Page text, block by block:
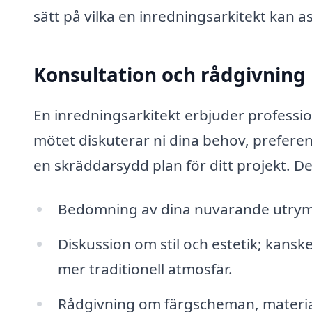
sätt på vilka en inredningsarkitekt kan
Konsultation och rådgivning
En inredningsarkitekt erbjuder
mötet diskuterar ni dina behov,
en skräddarsydd plan för ditt projekt.
Bedömning av dina nuvarande
Diskussion om stil och estetik;
mer traditionell atmosfär.
Rådgivning om färgscheman,